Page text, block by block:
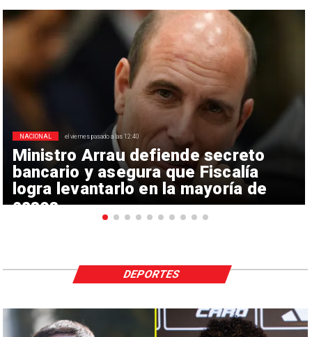
Ministro Arrau defiende secreto
bancario y asegura que Fiscalía
logra levantarlo en la mayoría de
casos
NACIONAL el viernes pasado a las 12:40
DEPORTES